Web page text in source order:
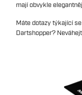
mají obvykle
Máte dotazy týkající
Dartshopper?